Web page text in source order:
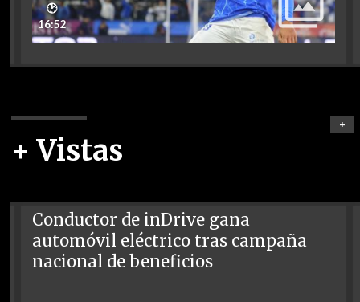
🕑
16:52
+ Vistas
+
Conductor de inDrive gana
automóvil eléctrico tras campaña
nacional de beneficios